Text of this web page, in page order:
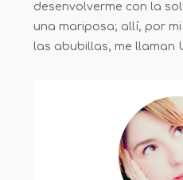
desenvolverme con la
una mariposa; allí, por
las abubillas, me llaman